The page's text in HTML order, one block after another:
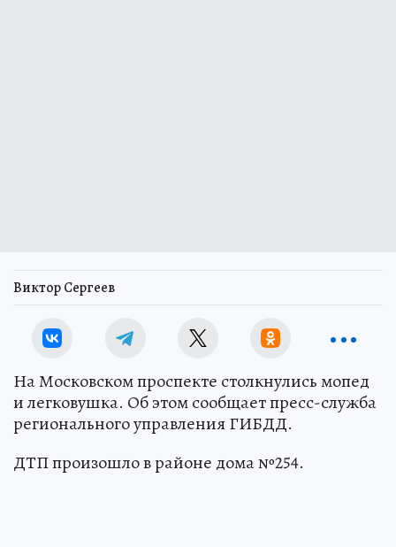
Виктор Сергеев
На Московском проспекте столкнулись мопед
и легковушка. Об этом сообщает пресс-служба
регионального управления ГИБДД.
ДТП произошло в районе дома №254.